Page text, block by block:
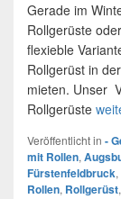
Gerade im
Rollgerüste
flexieble
Rollgerüst in
mieten. Unser
Rollgerüste
Veröffentlicht in -
mit Rollen,
Fürstenfeldbruck,
Rollen, Rollgerüst,